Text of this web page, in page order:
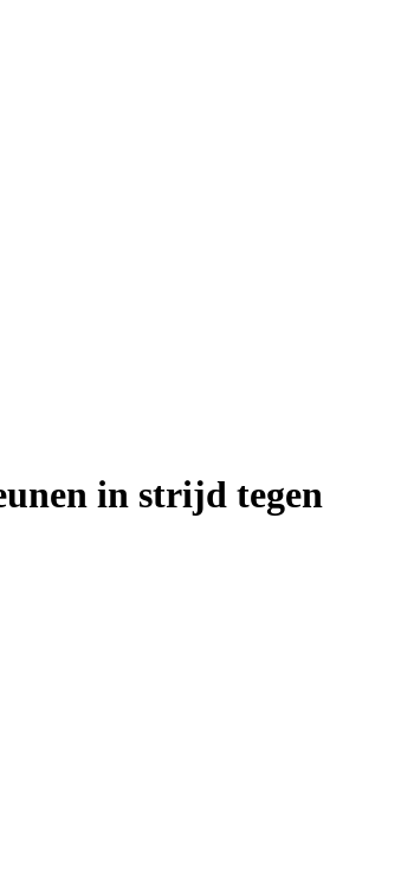
in strijd tegen